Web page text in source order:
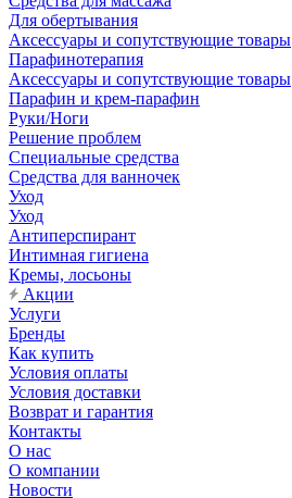
Для обертывания
Аксессуары и сопутствующие товары
Парафинотерапия
Аксессуары и сопутствующие товары
Парафин и крем-парафин
Руки/Ноги
Решение проблем
Специальные средства
Средства для ванночек
Уход
Уход
Антиперспирант
Интимная гигиена
Кремы, лосьоны
Акции
Услуги
Бренды
Как купить
Условия оплаты
Условия доставки
Возврат и гарантия
Контакты
О нас
О компании
Новости